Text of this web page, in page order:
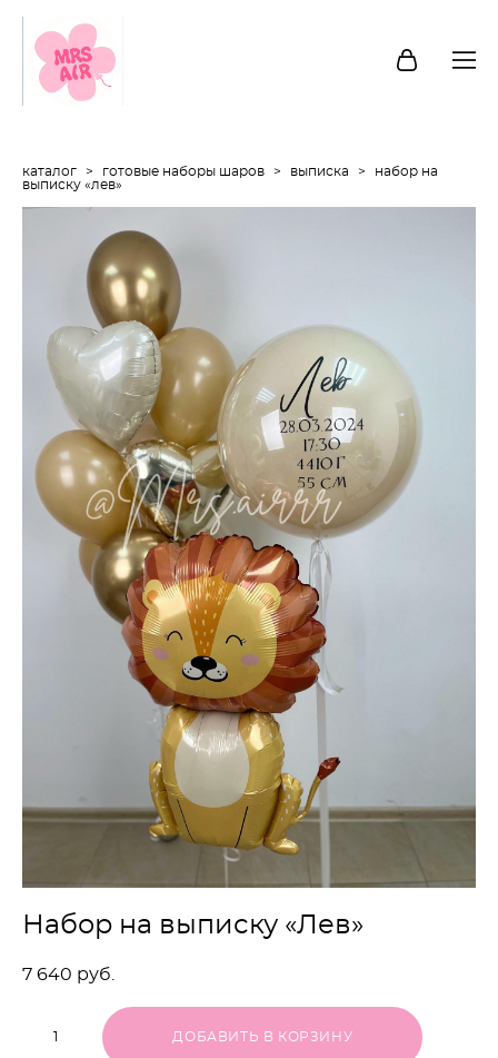
каталог > готовые наборы шаров > выписка >
набор на
выписку «лев»
Набор на выписку «Лев»
7 640 pуб.
ДОБАВИТЬ В КОРЗИНУ